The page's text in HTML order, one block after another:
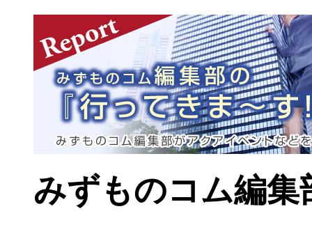
みずものコム編